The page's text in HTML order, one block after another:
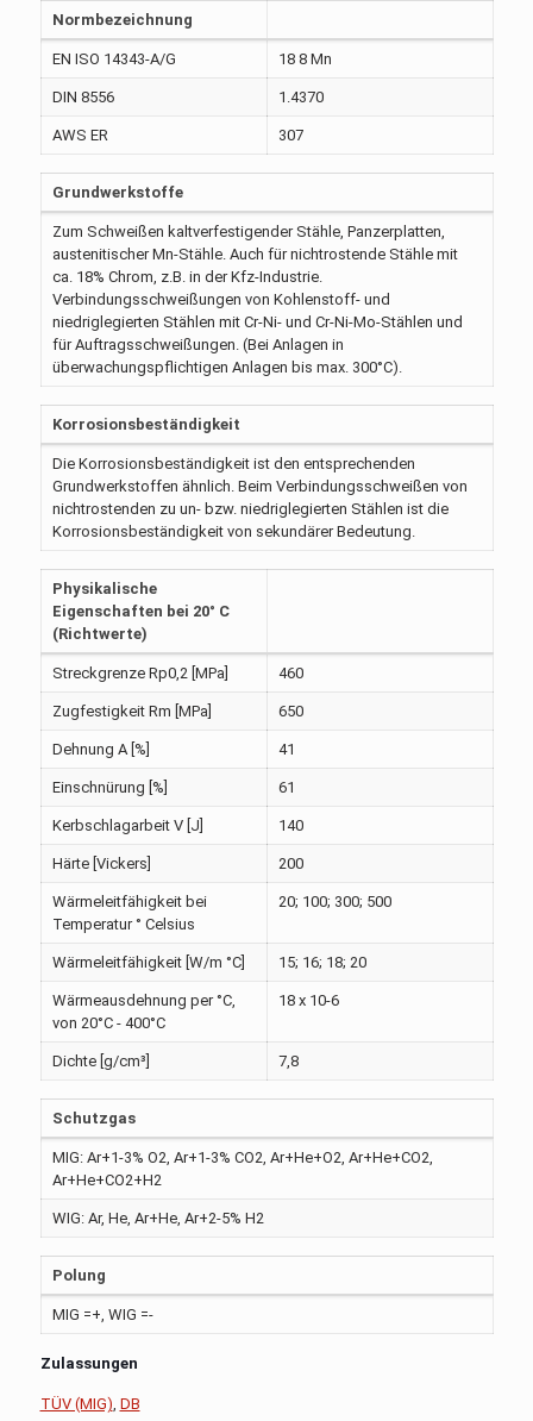
Normbezeichnung
EN ISO 14343-A/G 18 8 Mn
DIN 8556 1.4370
AWS ER 307
Grundwerkstoffe
Zum Schweißen kaltverfestigender Stähle, Panzerplatten,
austenitischer Mn-Stähle. Auch für nichtrostende Stähle mit
ca. 18% Chrom, z.B. in der Kfz-Industrie.
Verbindungsschweißungen von Kohlenstoff- und
niedriglegierten Stählen mit Cr-Ni- und Cr-Ni-Mo-Stählen und
für Auftragsschweißungen. (Bei Anlagen in
überwachungspflichtigen Anlagen bis max. 300°C).
Korrosionsbeständigkeit
Die Korrosionsbeständigkeit ist den entsprechenden
Grundwerkstoffen ähnlich. Beim Verbindungsschweißen von
nichtrostenden zu un- bzw. niedriglegierten Stählen ist die
Korrosionsbeständigkeit von sekundärer Bedeutung.
Physikalische
Eigenschaften bei 20° C
(Richtwerte)
Streckgrenze Rp0,2 [MPa] 460
Zugfestigkeit Rm [MPa] 650
Dehnung A [%] 41
Einschnürung [%] 61
Kerbschlagarbeit V [J] 140
Härte [Vickers] 200
Wärmeleitfähigkeit bei
Temperatur ° Celsius
20; 100; 300; 500
Wärmeleitfähigkeit [W/m °C] 15; 16; 18; 20
Wärmeausdehnung per °C,
von 20°C - 400°C
18 x 10-6
Dichte [g/cm³] 7,8
Schutzgas
MIG: Ar+1-3% O2, Ar+1-3% CO2, Ar+He+O2, Ar+He+CO2,
Ar+He+CO2+H2
WIG: Ar, He, Ar+He, Ar+2-5% H2
Polung
MIG =+, WIG =-
Zulassungen
TÜV (MIG), DB